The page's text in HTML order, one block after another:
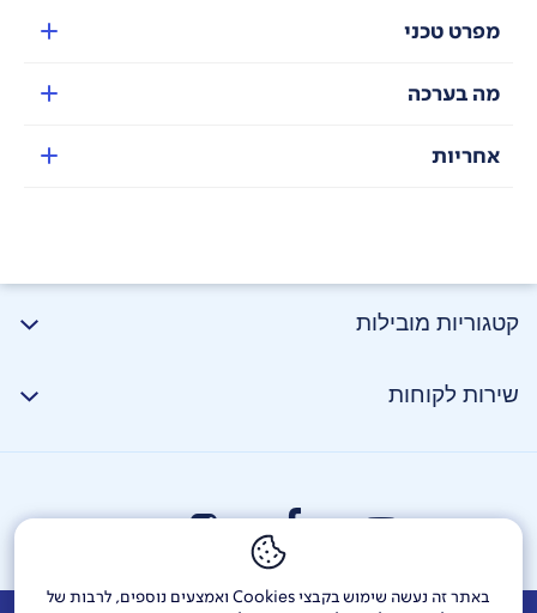
באתר זה נעשה שימוש בקבצי Cookies ואמצעים נוספים, לרבות של
מפרט טכני
מה בערכה
אחריות
קטגוריות מובילות
שירות לקוחות